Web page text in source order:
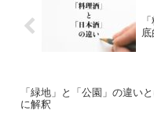
底
「緑地」と「公園」の違い
に解釈